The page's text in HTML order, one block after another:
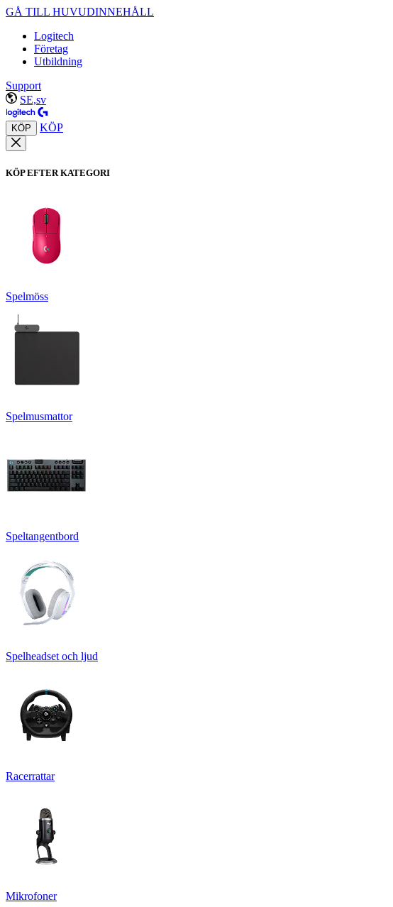
GÅ TILL HUVUDINNEHÅLL
Logitech
Företag
Utbildning
Support
SE,sv
KÖP KÖP
KÖP EFTER KATEGORI
Spelmöss
Spelmusmattor
Speltangentbord
Spelheadset och ljud
Racerrattar
Mikrofoner